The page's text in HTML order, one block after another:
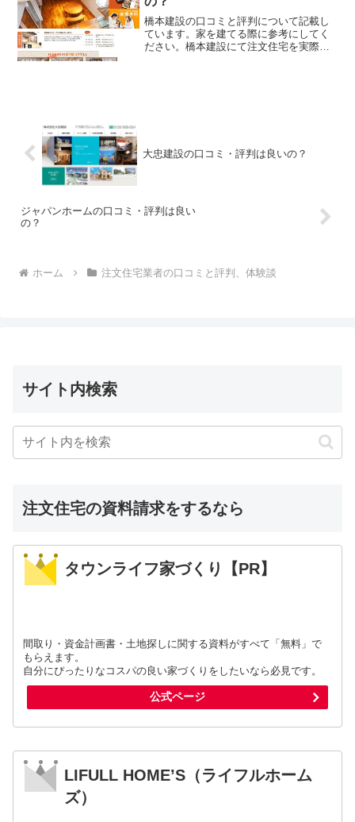
橋本建設の口コミと評判について記載し
ています。家を建てる際に参考にしてく
ださい。橋本建設にて注文住宅を実際に
大忠建設の口コミ・評判は良いの？
ジャパンホームの口コミ・評判は良い
の？
ホーム 注文住宅業者の口コミと評判、体験談
サイト内検索
注文住宅の資料請求をするなら
タウンライフ家づくり【PR】
間取り・資金計画書・土地探しに関する資料がすべて「無料」で
もらえます。
自分にぴったりなコスパの良い家づくりをしたいなら必見です。
公式ページ
LIFULL HOME’S（ライフルホーム
ズ）